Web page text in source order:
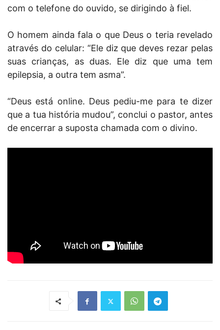
com o telefone do ouvido, se dirigindo à fiel.
O homem ainda fala o que Deus o teria revelado
através do celular: “Ele diz que deves rezar pelas
suas crianças, as duas. Ele diz que uma tem
epilepsia, a outra tem asma”.
“Deus está online. Deus pediu-me para te dizer
que a tua história mudou”, conclui o pastor, antes
de encerrar a suposta chamada com o divino.